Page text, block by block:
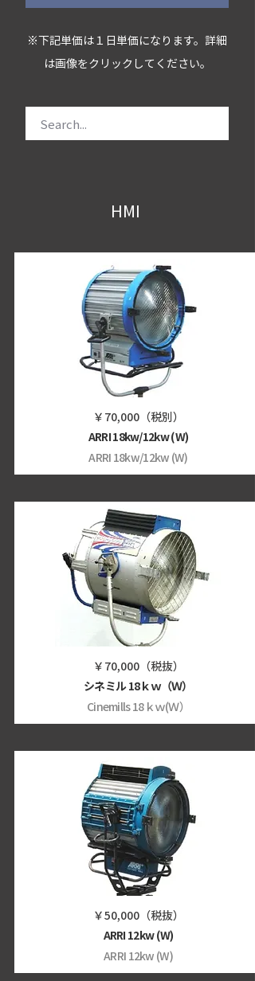
ARRI 18kw/12kw (W)
￥70,000（税別）
ARRI 18kw/12kw (W)
シネミル 18ｋｗ（Ｗ）
￥70,000（税抜）
Cinemills 18ｋｗ(Ｗ）
ARRI 12kw (W)
￥50,000（税抜）
ARRI 12kw (W)
HMI
※下記単価は１日単価になります。詳細
は画像をクリックしてください。